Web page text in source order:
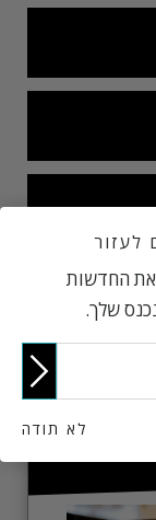
לעזור
את החדשות
שלך.
לא תודה